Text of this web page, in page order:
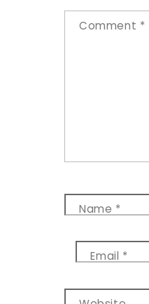
Comment *
Name *
Email *